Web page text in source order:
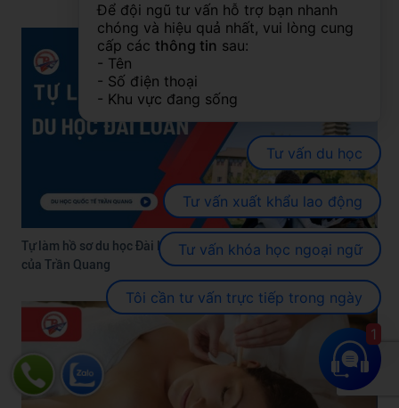
Tự làm hồ sơ du học Đài Loan có dễ không? Hướng dẫn chi tiết
của Trần Quang
Để đội ngũ tư vấn hỗ trợ bạn nhanh
chóng và hiệu quả nhất, vui lòng cung
cấp các thông tin sau:
- Tên
- Số điện thoại
- Khu vực đang sống
Tư vấn du học
Tư vấn xuất khẩu lao động
Tư vấn khóa học ngoại ngữ
Tôi cần tư vấn trực tiếp trong ngày
1